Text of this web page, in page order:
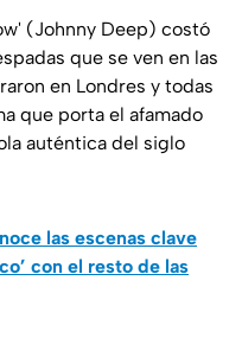
(Johnny Deep) costó
que se ven en las
en Londres y todas
que porta el afamado
auténtica del siglo
las escenas clave
con el resto de las